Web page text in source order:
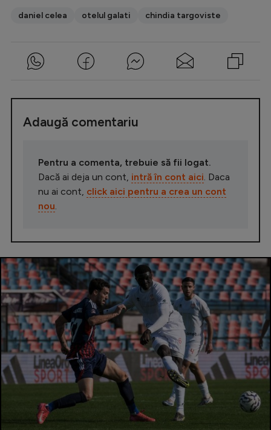
daniel celea otelul galati chindia targoviste
Adaugă comentariu
Pentru a comenta, trebuie să fii logat.
Dacă ai deja un cont, intră în cont aici . Daca
nu ai cont, click aici pentru a crea un cont
nou